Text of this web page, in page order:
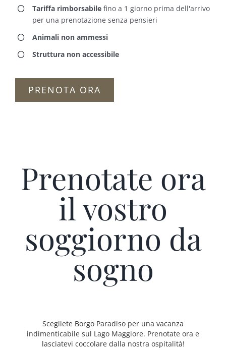
Tariffa rimborsabilefino a 1 giorno prima dell'arrivo
per una prenotazione senza pensieri
Animali non ammessi
Struttura non accessibile
PRENOTA ORA
Prenotate ora
il vostro
soggiorno da
sogno
Scegliete Borgo Paradiso per una vacanza
indimenticabile sul Lago Maggiore. Prenotate ora e
lasciatevi coccolare dalla nostra ospitalità!